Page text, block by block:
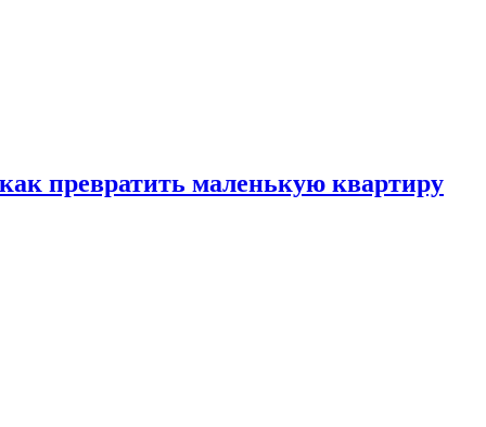
превратить маленькую квартиру